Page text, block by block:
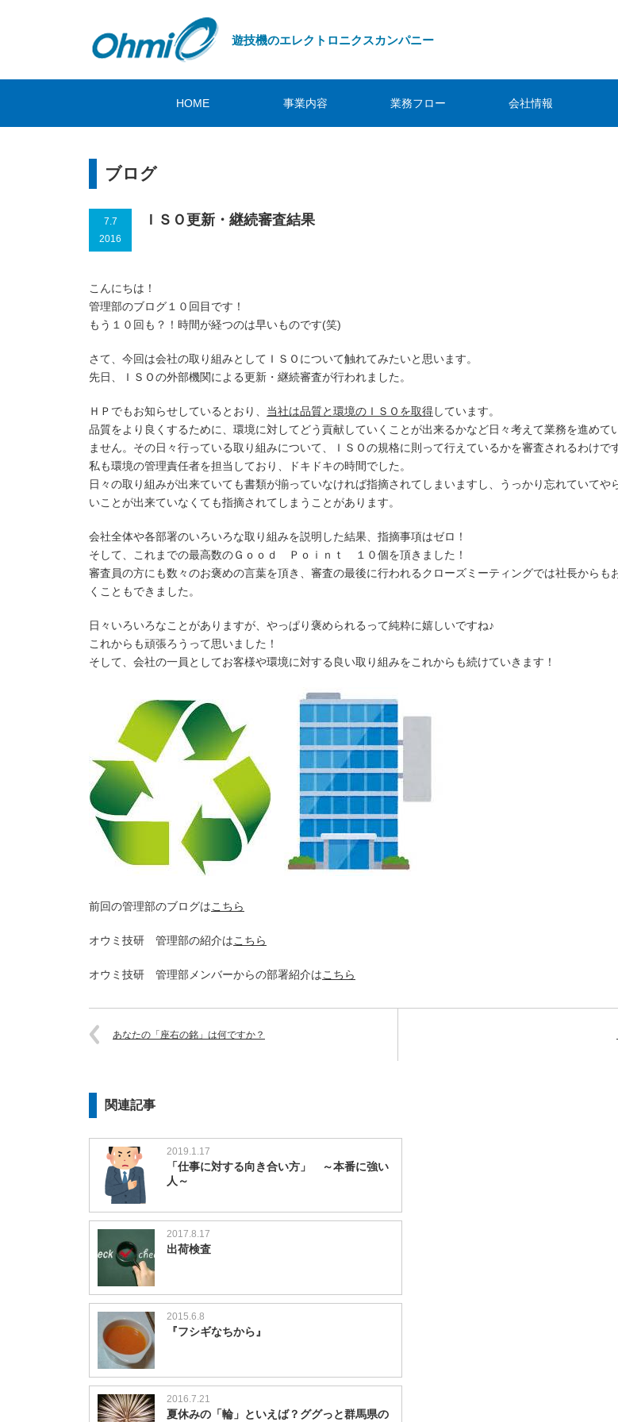
遊技機のエレクトロニクスカンパニー
HOME 事業内容 業務フロー 会社情報
ブログ
7.7
2016
ＩＳＯ更新・継続審査結果
こんにちは！
管理部のブログ１０回目です！
もう１０回も？！時間が経つのは早いものです(笑)
さて、今回は会社の取り組みとしてＩＳＯについて触れてみたいと思います。
先日、ＩＳＯの外部機関による更新・継続審査が行われました。
ＨＰでもお知らせしているとおり、 当社は品質と環境のＩＳＯを取得しています。
品質をより良くするために、環境に対してどう貢献していくことが出来るかなど日々考えて業務を進めて
ません。その日々行っている取り組みについて、ＩＳＯの規格に則って行えているかを審査されるわけです
私も環境の管理責任者を担当しており、ドキドキの時間でした。
日々の取り組みが出来ていても書類が揃っていなければ指摘されてしまいますし、うっかり忘れていてや
いことが出来ていなくても指摘されてしまうことがあります。
会社全体や各部署のいろいろな取り組みを説明した結果、指摘事項はゼロ！
そして、これまでの最高数のＧｏｏｄ Ｐｏｉｎｔ １０個を頂きました！
審査員の方にも数々のお褒めの言葉を頂き、審査の最後に行われるクローズミーティングでは社長からも
くこともできました。
日々いろいろなことがありますが、やっぱり褒められるって純粋に嬉しいですね♪
これからも頑張ろうって思いました！
そして、会社の一員としてお客様や環境に対する良い取り組みをこれからも続けていきます！
前回の管理部のブログはこちら
オウミ技研 管理部の紹介はこちら
オウミ技研 管理部メンバーからの部署紹介はこちら
あなたの「座右の銘」は何ですか？
関連記事
2019.1.17
「仕事に対する向き合い方」 ～本番に強い
人～
2017.8.17
出荷検査
2015.6.8
『フシギなちから』
2016.7.21
夏休みの「輪」といえば？ググっと群馬県の